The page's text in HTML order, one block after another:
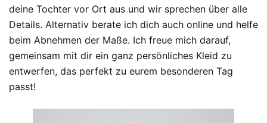
deine Tochter vor Ort aus und wir sprechen über alle
Details. Alternativ berate ich dich auch online und helfe
beim Abnehmen der Maße. Ich freue mich darauf,
gemeinsam mit dir ein ganz persönliches Kleid zu
entwerfen, das perfekt zu eurem besonderen Tag
passt!